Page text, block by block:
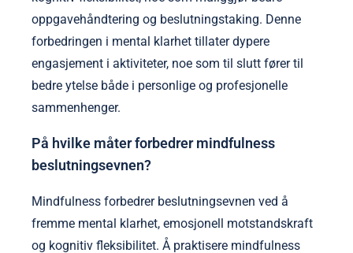
oppgavehåndtering og beslutningstaking. Denne
forbedringen i mental klarhet tillater dypere
engasjement i aktiviteter, noe som til slutt fører til
bedre ytelse både i personlige og profesjonelle
sammenhenger.
På hvilke måter forbedrer mindfulness
beslutningsevnen?
Mindfulness forbedrer beslutningsevnen ved å
fremme mental klarhet, emosjonell motstandskraft
og kognitiv fleksibilitet. Å praktisere mindfulness